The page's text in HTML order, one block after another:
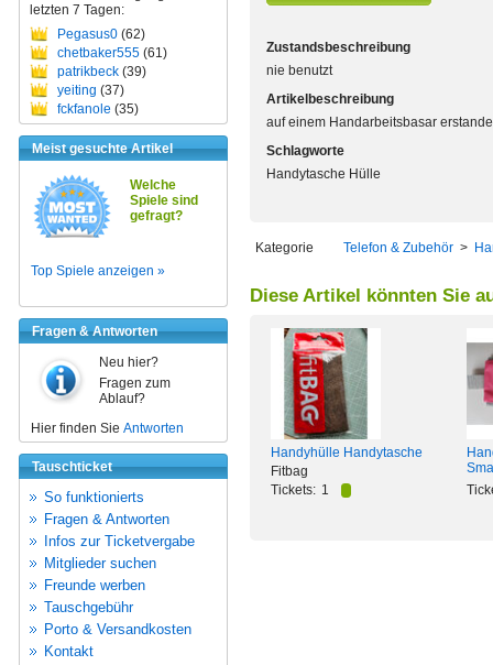
letzten 7 Tagen:
Pegasus0 (62)
chetbaker555 (61)
patrikbeck (39)
yeiting (37)
fckfanole (35)
Meist gesuchte Artikel
Welche
Spiele sind
gefragt?
Top Spiele anzeigen »
Fragen & Antworten
Neu hier?
Fragen zum
Ablauf?
Hier finden Sie Antworten
Tauschticket
So funktionierts
Fragen & Antworten
Infos zur Ticketvergabe
Mitglieder suchen
Freunde werben
Tauschgebühr
Porto & Versandkosten
Kontakt
Zustandsbeschreibung
nie benutzt
Artikelbeschreibung
auf einem Handarbeitsbasar
Schlagworte
Handytasche Hülle
Kategorie Telefon & Zubehör >
Diese Artikel könnten Sie
Handyhülle Handytasche
Fitbag
Tickets: 1